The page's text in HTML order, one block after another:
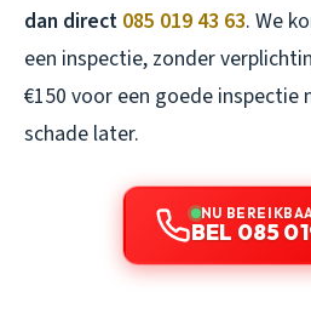
dan direct 085 019 43 63. We
een inspectie, zonder
€150 voor een goede inspectie
schade later.
NU
BEL 085